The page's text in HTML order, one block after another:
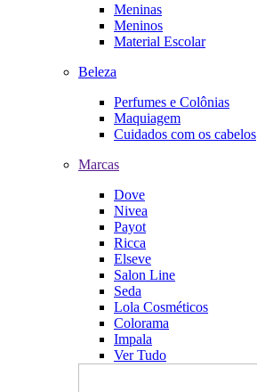
Meninas
Meninos
Material Escolar
Beleza
Perfumes e Colônias
Maquiagem
Cuidados com os cabelos
Marcas
Dove
Nivea
Payot
Ricca
Elseve
Salon Line
Seda
Lola Cosméticos
Colorama
Impala
Ver Tudo